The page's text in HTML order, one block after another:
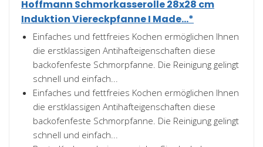
Hoffmann Schmorkasserolle 28x28 cm
Induktion Viereckpfanne I Made...*
Einfaches und fettfreies Kochen ermöglichen Ihnen
die erstklassigen Antihafteigenschaften diese
backofenfeste Schmorpfanne. Die Reinigung gelingt
schnell und einfach...
Einfaches und fettfreies Kochen ermöglichen Ihnen
die erstklassigen Antihafteigenschaften diese
backofenfeste Schmorpfanne. Die Reinigung gelingt
schnell und einfach...